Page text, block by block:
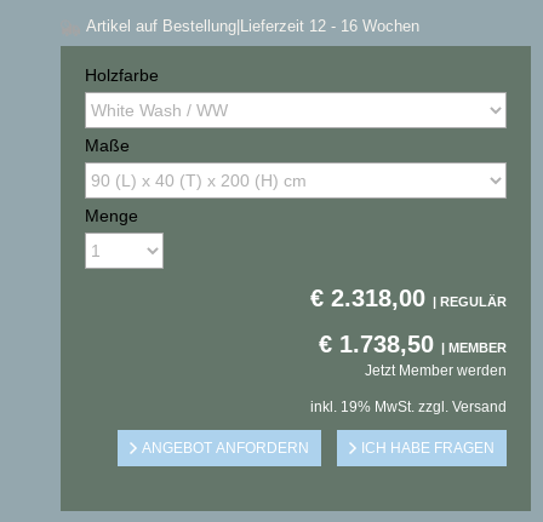
Artikel auf Bestellung |Lieferzeit 12 - 16 Wochen
Holzfarbe
Maße
Menge
€ 2.318,00
€ 1.738,50
Jetzt Member werden
inkl. 19% MwSt. zzgl. Versand